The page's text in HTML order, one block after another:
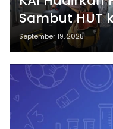
Sambut HUT
Rp80 Ribu
September 19, 2025